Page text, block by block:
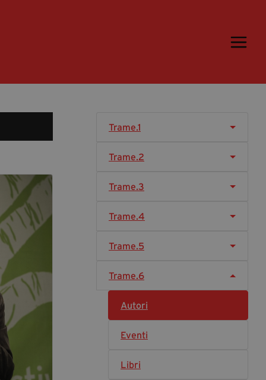
Ospiti
Media & Press
Accrediti Stampa
Cartella Stampa
Rassegna Stampa
Partecipa
Diventa Partner
Dona
Chi Siamo
Trame.1
Trame.2
Trame.3
Trame.4
Trame.5
Trame.6
Autori
Eventi
Libri